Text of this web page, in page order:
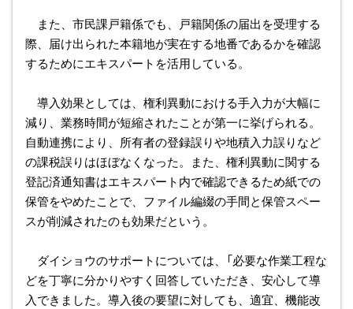
また、市民課戸籍係でも、戸籍関係の届出を受理する
際、届け出られた本籍地が実在する地番であるかを確認
するためにエキスパートを活用している。
導入効果としては、権利異動における手入力が大幅に
減り、業務時間が短縮されたことが第一に挙げられる。
自動連携により、所有者の登録誤りや地積入力誤りなど
の課税誤りはほぼなくなった。また、権利異動に関する
登記済通知書はエキスパート内で確認できるため紙での
保管をやめたことで、ファイル編綴の手間と保管スペー
スが削減されたのも効果だという。
ダイショウのサポートについては、「必要な作業工程な
どを丁寧に分かりやすく回答していただき、安心して導
入できました。導入後の要望に対しても、適宜、機能改